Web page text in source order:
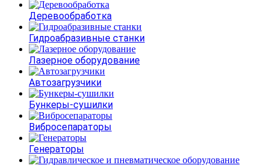
Деревообработка
Гидроабразивные станки
Лазерное оборудование
Автозагрузчики
Бункеры-сушилки
Вибросепараторы
Генераторы